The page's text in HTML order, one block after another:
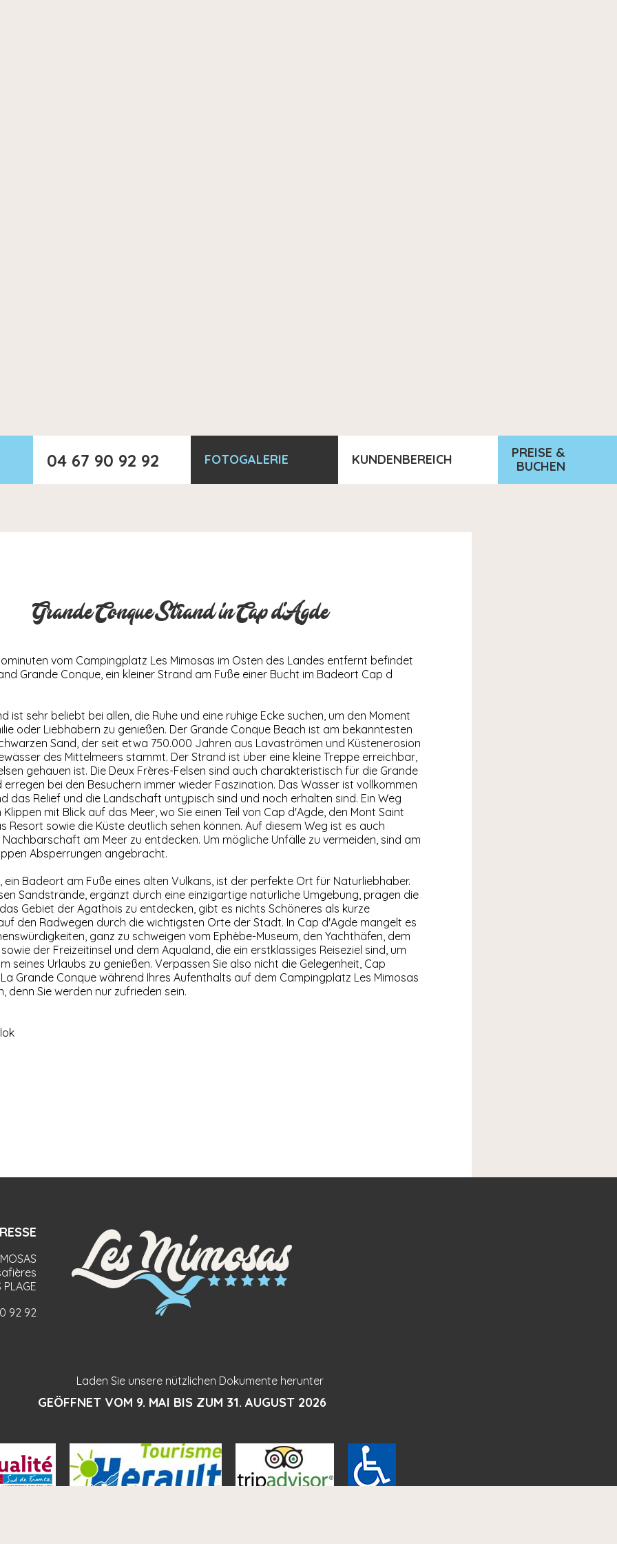
PREISE &
BUCHEN
KUNDENBEREICH
FOTOGALERIE
04 67 90 92 92
Grande Conque Strand in Cap d'Agde
vom Campingplatz Les Mimosas im Osten des Landes entfernt befindet
Grande Conque, ein kleiner Strand am Fuße einer Bucht im Badeort Cap d
ist sehr beliebt bei allen, die Ruhe und eine ruhige Ecke suchen, um den Moment
oder Liebhabern zu genießen. Der Grande Conque Beach ist am bekanntesten
Sand, der seit etwa 750.000 Jahren aus Lavaströmen und Küstenerosion
des Mittelmeers stammt. Der Strand ist über eine kleine Treppe erreichbar,
gehauen ist. Die Deux Frères-Felsen sind auch charakteristisch für die Grande
erregen bei den Besuchern immer wieder Faszination. Das Wasser ist vollkommen
das Relief und die Landschaft untypisch sind und noch erhalten sind. Ein Weg
mit Blick auf das Meer, wo Sie einen Teil von Cap d'Agde, den Mont Saint
Resort sowie die Küste deutlich sehen können. Auf diesem Weg ist es auch
Nachbarschaft am Meer zu entdecken. Um mögliche Unfälle zu vermeiden, sind am
Absperrungen angebracht.
ein Badeort am Fuße eines alten Vulkans, ist der perfekte Ort für Naturliebhaber.
Sandstrände, ergänzt durch eine einzigartige natürliche Umgebung, prägen die
Gebiet der Agathois zu entdecken, gibt es nichts Schöneres als kurze
den Radwegen durch die wichtigsten Orte der Stadt. In Cap d'Agde mangelt es
ganz zu schweigen vom Ephèbe-Museum, den Yachthäfen, dem
der Freizeitinsel und dem Aqualand, die ein erstklassiges Reiseziel sind, um
seines Urlaubs zu genießen. Verpassen Sie also nicht die Gelegenheit, Cap
Grande Conque während Ihres Aufenthalts auf dem Campingplatz Les Mimosas
denn Sie werden nur zufrieden sein.
PLAGE
92 92
Laden Sie unsere nützlichen Dokumente herunter
GEÖFFNET VOM 9. MAI BIS ZUM 31. AUGUST 2026